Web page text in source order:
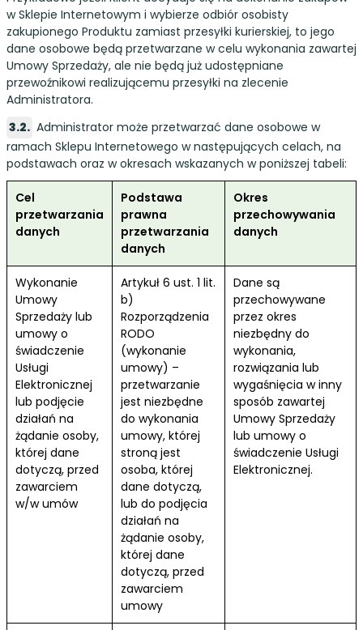
w Sklepie Internetowym i wybierze odbiór osobisty
zakupionego Produktu zamiast przesyłki kurierskiej, to jego
dane osobowe będą przetwarzane w celu wykonania zawartej
Umowy Sprzedaży, ale nie będą już udostępniane
przewoźnikowi realizującemu przesyłki na zlecenie
Administratora.
Administrator może przetwarzać dane osobowe w
ramach Sklepu Internetowego w następujących celach, na
podstawach oraz w okresach wskazanych w poniższej tabeli:
Cel
przetwarzania
danych
Podstawa
prawna
przetwarzania
danych
Okres
przechowywania
danych
Wykonanie
Umowy
Sprzedaży lub
umowy o
świadczenie
Usługi
Elektronicznej
lub podjęcie
działań na
żądanie osoby,
której dane
dotyczą, przed
zawarciem
w/w umów
Artykuł 6 ust. 1 lit.
b)
Rozporządzenia
RODO
(wykonanie
umowy) –
przetwarzanie
jest niezbędne
do wykonania
umowy, której
stroną jest
osoba, której
dane dotyczą,
lub do podjęcia
działań na
żądanie osoby,
której dane
dotyczą, przed
zawarciem
umowy
Dane są
przechowywane
przez okres
niezbędny do
wykonania,
rozwiązania lub
wygaśnięcia w inny
sposób zawartej
Umowy Sprzedaży
lub umowy o
świadczenie Usługi
Elektronicznej.